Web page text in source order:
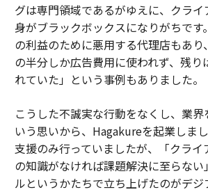
グは専門領域であるがゆえに、クライ
身がブラックボックスになりがちです
の利益のために悪用する代理店もあ
の半分しか広告費用に使われず、残り
れていた」という事例もありました。
こうした不誠実な行動をなくし、業界
いう思いから、Hagakureを起業しま
支援のみ行っていましたが、「クライ
の知識がなければ課題解決に至らない
ルというかたちで立ち上げたのがデジ